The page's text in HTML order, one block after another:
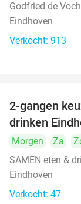
Godfried de
Eindhoven
Verkocht: 913
2-gangen
drinken
Morgen Za
SAMEN eten &
Eindhoven
Verkocht: 47